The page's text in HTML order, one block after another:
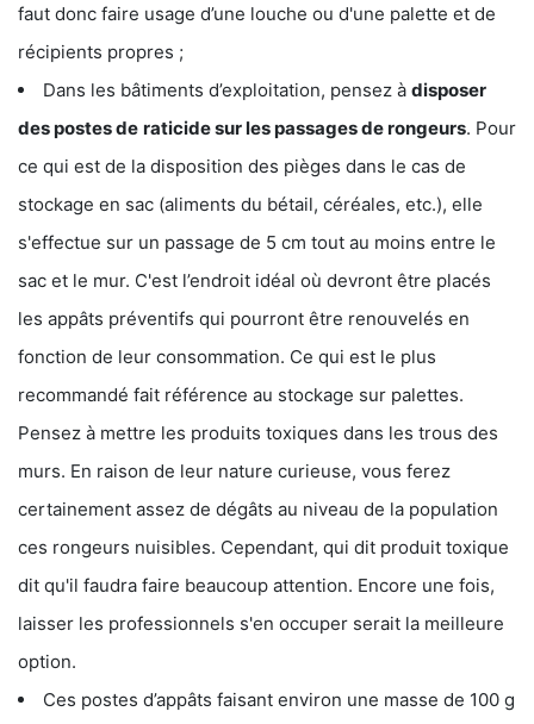
faut donc faire usage d’une louche ou d'une palette et de
récipients propres ;
Dans les bâtiments d’exploitation, pensez à disposer
des postes de raticide sur les passages de rongeurs. Pour
ce qui est de la disposition des pièges dans le cas de
stockage en sac (aliments du bétail, céréales, etc.), elle
s'effectue sur un passage de 5 cm tout au moins entre le
sac et le mur. C'est l’endroit idéal où devront être placés
les appâts préventifs qui pourront être renouvelés en
fonction de leur consommation. Ce qui est le plus
recommandé fait référence au stockage sur palettes.
Pensez à mettre les produits toxiques dans les trous des
murs. En raison de leur nature curieuse, vous ferez
certainement assez de dégâts au niveau de la population
ces rongeurs nuisibles. Cependant, qui dit produit toxique
dit qu'il faudra faire beaucoup attention. Encore une fois,
laisser les professionnels s'en occuper serait la meilleure
option.
Ces postes d’appâts faisant environ une masse de 100 g